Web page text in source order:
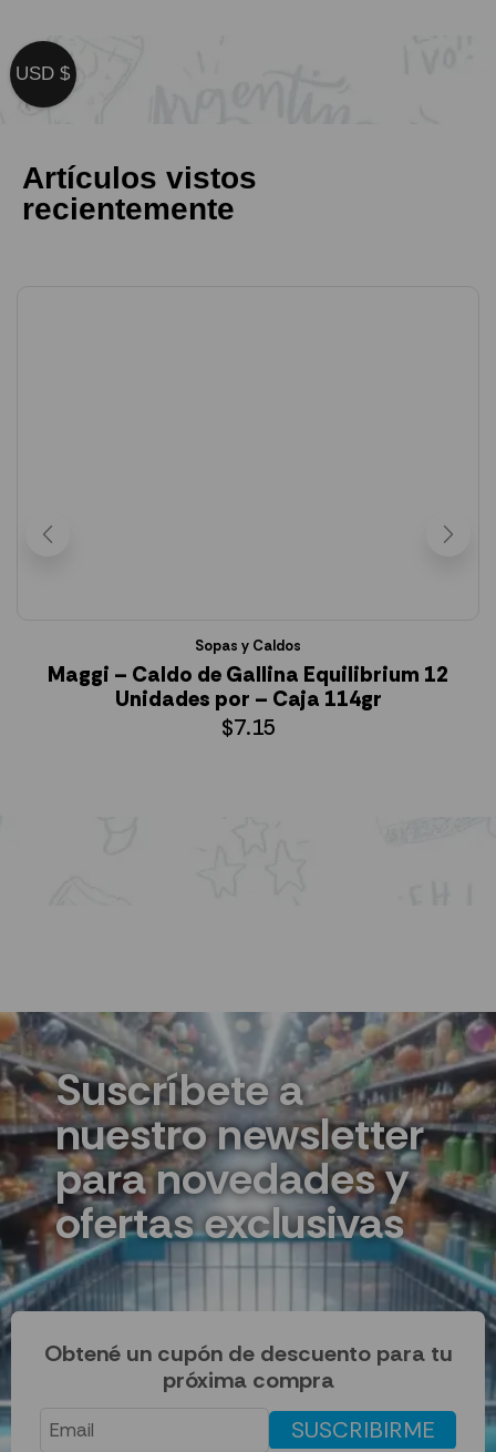
Artículos vistos
recientemente
Sopas y Caldos
Maggi – Caldo de Gallina Equilibrium 12
Unidades por – Caja 114gr
$7.15
Suscríbete a
nuestro newsletter
para novedades y
ofertas exclusivas
Obtené un cupón de descuento para tu
próxima compra
SUSCRIBIRME
USD $